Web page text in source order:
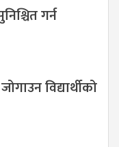
गर्न
विद्यार्थीको